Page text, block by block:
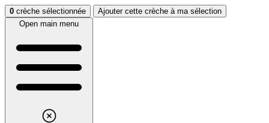
Aller au contenuAller au footer
0 crèche sélectionnée
Ajouter cette crèche à ma sélection
Open main menu